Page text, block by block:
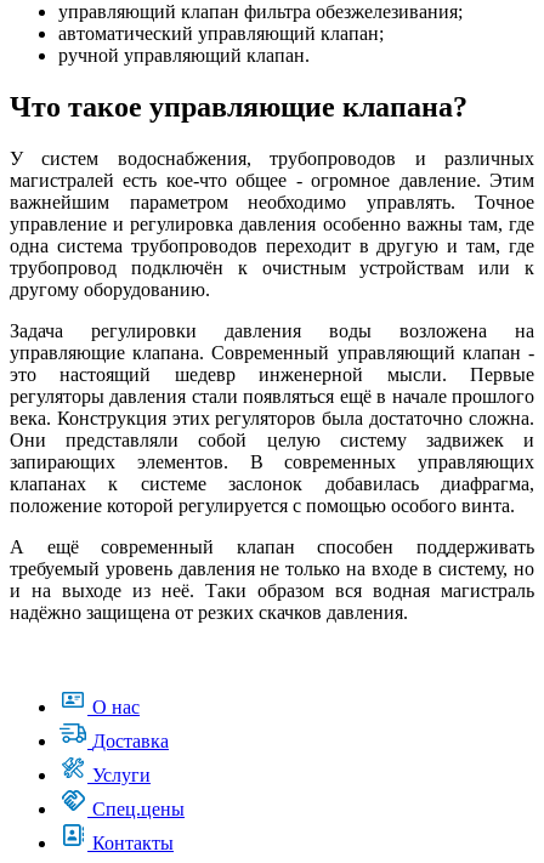
управляющий клапан фильтра обезжелезивания;
автоматический управляющий клапан;
ручной управляющий клапан.
Что такое управляющие клапана?
У систем водоснабжения, трубопроводов и различных
магистралей есть кое-что общее - огромное давление. Этим
важнейшим параметром необходимо управлять. Точное
управление и регулировка давления особенно важны там, где
одна система трубопроводов переходит в другую и там, где
трубопровод подключён к очистным устройствам или к
другому оборудованию.
Задача регулировки давления воды возложена на
управляющие клапана. Современный управляющий клапан -
это настоящий шедевр инженерной мысли. Первые
регуляторы давления стали появляться ещё в начале прошлого
века. Конструкция этих регуляторов была достаточно сложна.
Они представляли собой целую систему задвижек и
запирающих элементов. В современных управляющих
клапанах к системе заслонок добавилась диафрагма,
положение которой регулируется с помощью особого винта.
А ещё современный клапан способен поддерживать
требуемый уровень давления не только на входе в систему, но
и на выходе из неё. Таки образом вся водная магистраль
надёжно защищена от резких скачков давления.
О нас
Доставка
Услуги
Спец.цены
Контакты